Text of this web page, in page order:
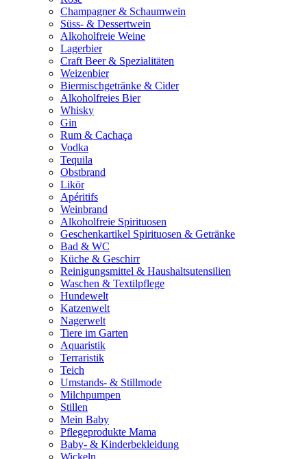
Champagner & Schaumwein
Süss- & Dessertwein
Alkoholfreie Weine
Lagerbier
Craft Beer & Spezialitäten
Weizenbier
Biermischgetränke & Cider
Alkoholfreies Bier
Whisky
Gin
Rum & Cachaça
Vodka
Tequila
Obstbrand
Likör
Apéritifs
Weinbrand
Alkoholfreie Spirituosen
Geschenkartikel Spirituosen & Getränke
Bad & WC
Küche & Geschirr
Reinigungsmittel & Haushaltsutensilien
Waschen & Textilpflege
Hundewelt
Katzenwelt
Nagerwelt
Tiere im Garten
Aquaristik
Terraristik
Teich
Umstands- & Stillmode
Milchpumpen
Stillen
Mein Baby
Pflegeprodukte Mama
Baby- & Kinderbekleidung
Wickeln